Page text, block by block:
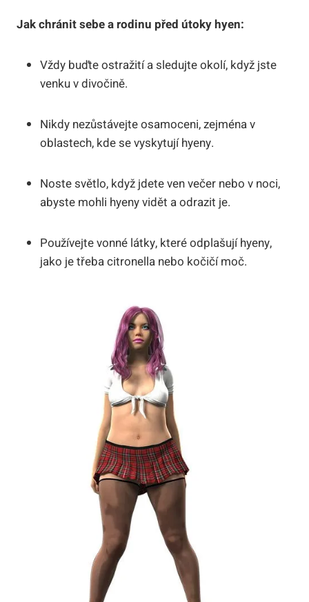
Jak chránit sebe a rodinu před útoky hyen:
Vždy buďte ostražití a sledujte okolí, když jste
venku v divočině.
Nikdy nezůstávejte osamoceni, zejména v
oblastech, kde se vyskytují hyeny.
Noste světlo, když jdete ven večer nebo v noci,
abyste mohli hyeny vidět a odrazit je.
Používejte vonné látky, které odplašují hyeny,
jako je třeba citronella nebo kočičí moč.